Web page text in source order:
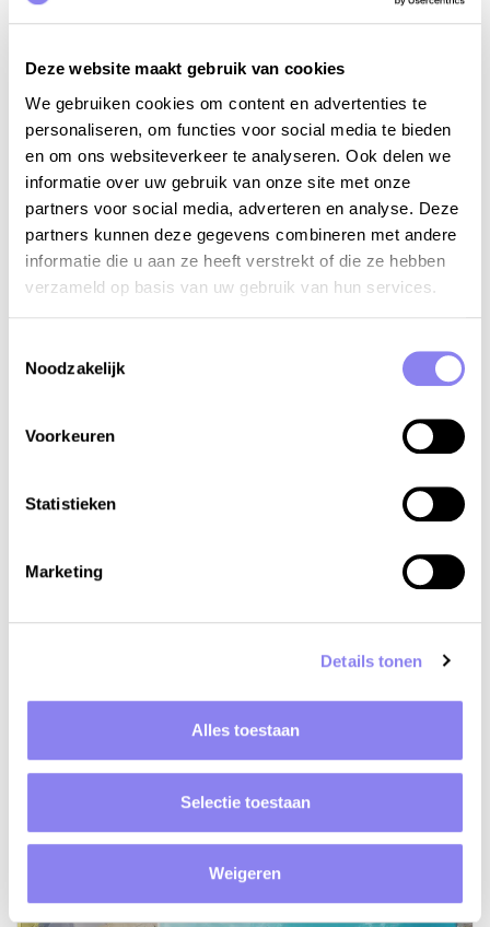
Deze website maakt gebruik van cookies
We gebruiken cookies om content en advertenties te
personaliseren, om functies voor social media te bieden
en om ons websiteverkeer te analyseren. Ook delen we
informatie over uw gebruik van onze site met onze
partners voor social media, adverteren en analyse. Deze
partners kunnen deze gegevens combineren met andere
informatie die u aan ze heeft verstrekt of die ze hebben
verzameld op basis van uw gebruik van hun services.
Noodzakelijk
Voorkeuren
Statistieken
Marketing
Details tonen
Alles toestaan
Selectie toestaan
Weigeren
Holiday home Mas des Côtes
View
bedrooms
Holiday home Mas Cantalou
View